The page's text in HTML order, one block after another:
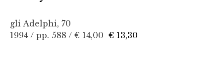
gli Adelphi, 70
1994 / pp. 588 / € 14,00 € 13,30